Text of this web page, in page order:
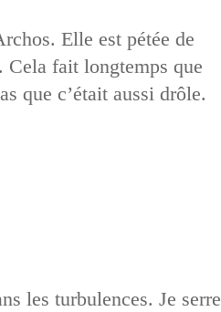
Elle est pétée de
fait longtemps que
que c’était aussi drôle.
les turbulences. Je serre